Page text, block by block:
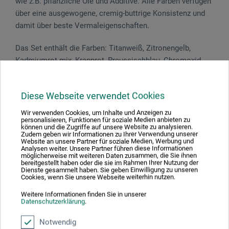
Diese Webseite verwendet Cookies
Wir verwenden Cookies, um Inhalte und Anzeigen zu
personalisieren, Funktionen für soziale Medien anbieten zu
können und die Zugriffe auf unsere Website zu analysieren.
Zudem geben wir Informationen zu Ihrer Verwendung unserer
Website an unsere Partner für soziale Medien, Werbung und
Analysen weiter. Unsere Partner führen diese Informationen
möglicherweise mit weiteren Daten zusammen, die Sie ihnen
bereitgestellt haben oder die sie im Rahmen Ihrer Nutzung der
Dienste gesammelt haben. Sie geben Einwilligung zu unseren
Cookies, wenn Sie unsere Webseite weiterhin nutzen.
Weitere Informationen finden Sie in unserer
Datenschutzerklärung.
Notwendig
über eine ausgewogene, cremig-buttrige Konsistenz und
damit über beste Vermaleigenschaften.
Das Set enthält die Farben: Titanweiß, Zitronengelb,
Kadmiumrot mix, Krapprot, Preussischblau, Chromoxid­
Downloads
Hier finden Sie wichtige Dokumente und Dateien zu
diesem Produkt.
Sicherheitsdatenblatt